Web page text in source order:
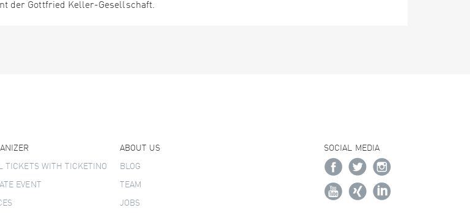
der Gottfried Keller-Gesellschaft.
TICKETS WITH TICKETINO
EVENT
ABOUT US
BLOG
TEAM
JOBS
SOCIAL MEDIA